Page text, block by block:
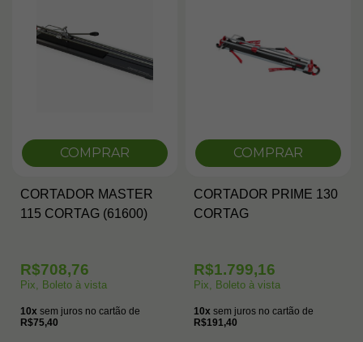
COMPRAR
CORTADOR MASTER
115 CORTAG (61600)
R$708,76
Pix, Boleto à vista
10x sem juros no cartão de
R$75,40
COMPRAR
CORTADOR PRIME 130
CORTAG
R$1.799,16
Pix, Boleto à vista
10x sem juros no cartão de
R$191,40